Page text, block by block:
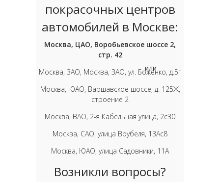
покрасочных центров
автомобилей в Москве:
Москва, ЦАО, Воробьевское шоссе 2,
стр. 42
Москва, ЗАО, Москва, ЗАО, ул. Боженко, д.5г
Москва, ЮАО, Варшавское шоссе, д. 125Ж,
строение 2
Москва, ВАО, 2-я Кабельная улица, 2с30
Москва, САО, улица Врубеля, 13Ас8
Москва, ЮАО, улица Садовники, 11А
Возникли вопросы?
или